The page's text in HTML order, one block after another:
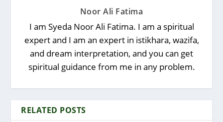
Noor Ali Fatima
I am Syeda Noor Ali Fatima. I am a spiritual
expert and I am an expert in istikhara, wazifa,
and dream interpretation, and you can get
spiritual guidance from me in any problem.
RELATED POSTS